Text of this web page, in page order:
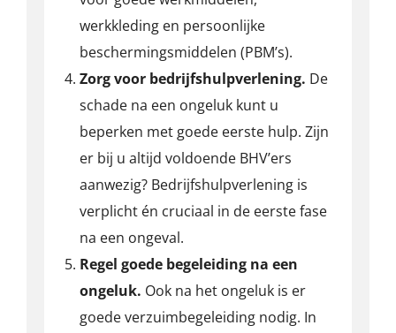
werkkleding en persoonlijke
beschermingsmiddelen (PBM’s).
Zorg voor bedrijfshulpverlening. De
schade na een ongeluk kunt u
beperken met goede eerste hulp. Zijn
er bij u altijd voldoende BHV’ers
aanwezig? Bedrijfshulpverlening is
verplicht én cruciaal in de eerste fase
na een ongeval.
Regel goede begeleiding na een
ongeluk. Ook na het ongeluk is er
goede verzuimbegeleiding nodig. In